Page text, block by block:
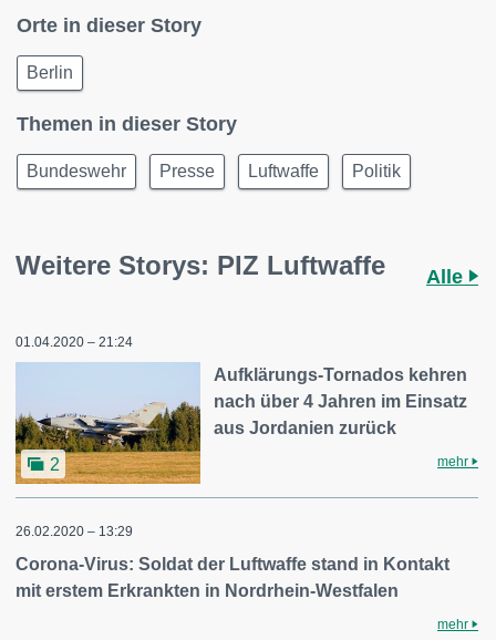
Orte in dieser Story
Berlin
Themen in dieser Story
Bundeswehr Presse Luftwaffe Politik
Weitere Storys: PIZ Luftwaffe Alle
01.04.2020 – 21:24
2
Aufklärungs-Tornados kehren
nach über 4 Jahren im Einsatz
aus Jordanien zurück
mehr
26.02.2020 – 13:29
Corona-Virus: Soldat der Luftwaffe stand in Kontakt
mit erstem Erkrankten in Nordrhein-Westfalen
mehr